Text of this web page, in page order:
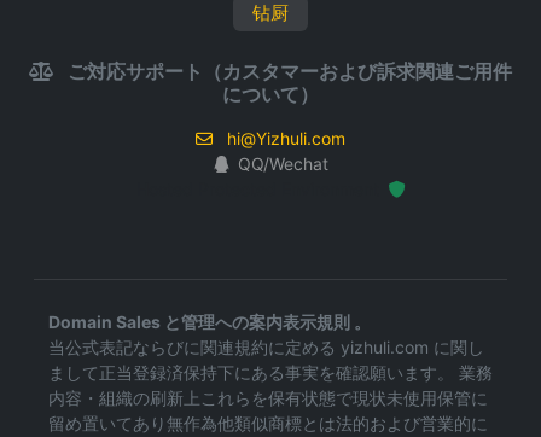
钻厨
ご対応サポート（カスタマーおよび訴求関連ご用件
について）
hi@Yizhuli.com
QQ/Wechat
Domain Sales と管理への案内表示規則 。
当公式表記ならびに関連規約に定める yizhuli.com に関し
まして正当登録済保持下にある事実を確認願います。 業務
内容・組織の刷新上これらを保有状態で現状未使用保管に
留め置いてあり無作為他類似商標とは法的および営業的に